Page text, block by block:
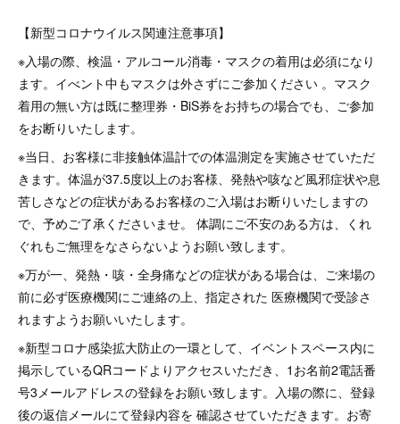
【新型コロナウイルス関連注意事項】
※入場の際、検温・アルコール消毒・マスクの着用は必須になり
ます。イべント中もマスクは外さずにご参加ください 。マスク
着用の無い方は既に整理券・BiS券をお持ちの場合でも、ご参加
をお断りいたします。
※当日、お客様に非接触体温計での体温測定を実施させていただ
きます。体温が37.5度以上のお客様、発熱や咳など風邪症状や息
苦しさなどの症状があるお客様のご入場はお断りいたしますの
で、予めご了承くださいませ。 体調にご不安のある方は、くれ
ぐれもご無理をなさらないようお願い致します。
※万が一、発熱・咳・全身痛などの症状がある場合は、ご来場の
前に必ず医療機関にご連絡の上、指定された 医療機関で受診さ
れますようお願いいたします。
※新型コロナ感染拡大防止の一環として、イベントスペース内に
掲示しているQRコードよりアクセスいただき、1お名前2電話番
号3メールアドレスの登録をお願い致します。入場の際に、登録
後の返信メールにて登録内容を 確認させていただきます。お寄